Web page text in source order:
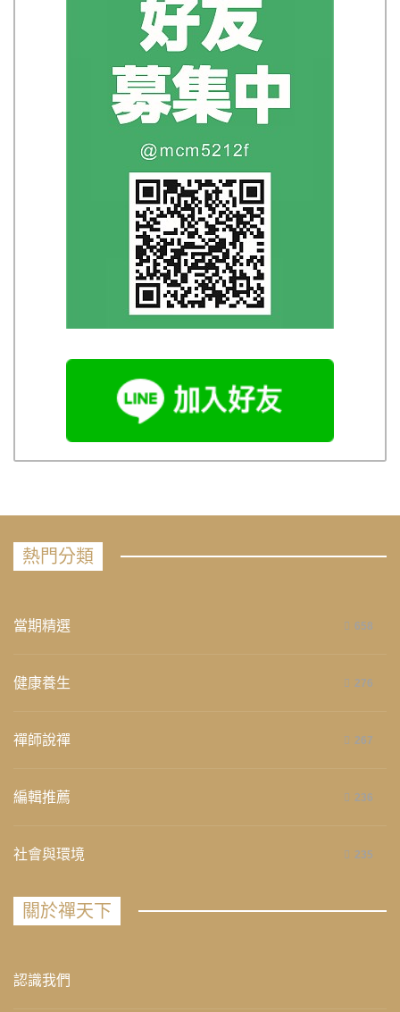
熱門分類
當期精選 658
健康養生 276
禪師說禪 267
編輯推薦 236
社會與環境 235
關於禪天下
認識我們